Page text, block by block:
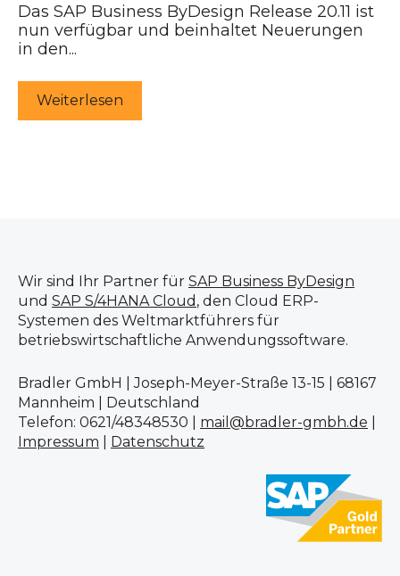
Das SAP Business ByDesign Release 20.11 ist
nun verfügbar und beinhaltet Neuerungen
in den...
Weiterlesen
Wir sind Ihr Partner für SAP Business ByDesign
und SAP S/4HANA Cloud , den Cloud ERP-
Systemen des Weltmarktführers für
betriebswirtschaftliche Anwendungssoftware.
Bradler GmbH | Joseph-Meyer-Straße 13-15 | 68167
Mannheim | Deutschland
Telefon: 0621/48348530 | mail@bradler-gmbh.de
Impressum
Datenschutz